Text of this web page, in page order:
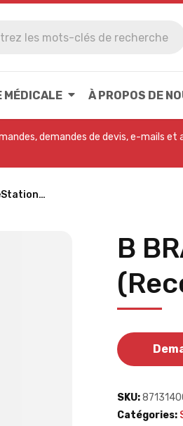
MÉDICALE À PROPOS DE
demandes de devis, e-mails
B
SKU:
Catégories: